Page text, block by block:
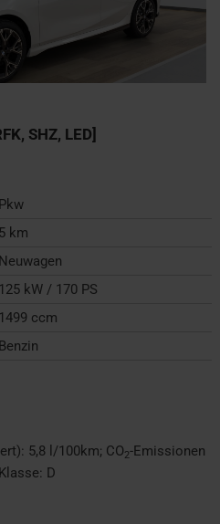
SHZ, LED]
Pkw
5 km
Neuwagen
125 kW / 170 PS
1499 ccm
Benzin
5,8 l/100km; CO2-Emissionen
D